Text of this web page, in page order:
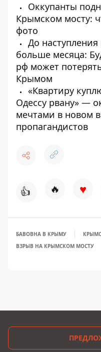
Оккупанты
Крымском мосту:
фото
До наступления
больше месяца:
рф может
Крымом
«Квартиру
Одессу рвану» —
мечтами в новом
пропагандистов
👍 🔥 ♥
БАВОВНА В КРЫМУ
ВЗРЫВ НА КРЫМСКОМ МОСТУ